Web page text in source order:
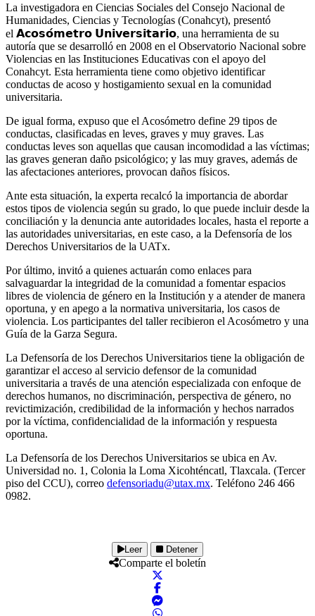
La investigadora en Ciencias Sociales del Consejo Nacional de
Humanidades, Ciencias y Tecnologías (Conahcyt), presentó
el 𝗔𝗰𝗼𝘀𝗼́𝗺𝗲𝘁𝗿𝗼 𝗨𝗻𝗶𝘃𝗲𝗿𝘀𝗶𝘁𝗮𝗿𝗶𝗼, una herramienta de su
autoría que se desarrolló en 2008 en el Observatorio Nacional sobre
Violencias en las Instituciones Educativas con el apoyo del
Conahcyt. Esta herramienta tiene como objetivo identificar
conductas de acoso y hostigamiento sexual en la comunidad
universitaria.
De igual forma, expuso que el Acosómetro define 29 tipos de
conductas, clasificadas en leves, graves y muy graves. Las
conductas leves son aquellas que causan incomodidad a las víctimas;
las graves generan daño psicológico; y las muy graves, además de
las afectaciones anteriores, provocan daños físicos.
Ante esta situación, la experta recalcó la importancia de abordar
estos tipos de violencia según su grado, lo que puede incluir desde la
conciliación y la denuncia ante autoridades locales, hasta el reporte a
las autoridades universitarias, en este caso, a la Defensoría de los
Derechos Universitarios de la UATx.
Por último, invitó a quienes actuarán como enlaces para
salvaguardar la integridad de la comunidad a fomentar espacios
libres de violencia de género en la Institución y a atender de manera
oportuna, y en apego a la normativa universitaria, los casos de
violencia. Los participantes del taller recibieron el Acosómetro y una
Guía de la Garza Segura.
La Defensoría de los Derechos Universitarios tiene la obligación de
garantizar el acceso al servicio defensor de la comunidad
universitaria a través de una atención especializada con enfoque de
derechos humanos, no discriminación, perspectiva de género, no
revictimización, credibilidad de la información y hechos narrados
por la víctima, confidencialidad de la información y respuesta
oportuna.
La Defensoría de los Derechos Universitarios se ubica en Av.
Universidad no. 1, Colonia la Loma Xicohténcatl, Tlaxcala. (Tercer
piso del CCU), correo defensoriadu@utax.mx. Teléfono 246 466
0982.
Leer Detener
Comparte el boletín